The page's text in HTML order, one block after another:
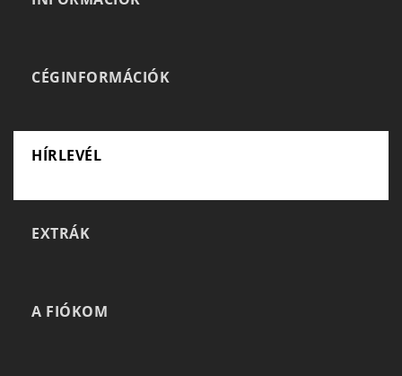
CÉGINFORMÁCIÓK
HÍRLEVÉL
EXTRÁK
A FIÓKOM